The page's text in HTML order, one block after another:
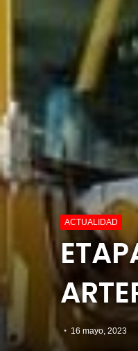
ACTUALIDAD
16 mayo, 2023